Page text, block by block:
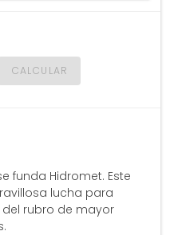
CALCULAR
funda Hidromet. Este
lucha para
rubro de mayor